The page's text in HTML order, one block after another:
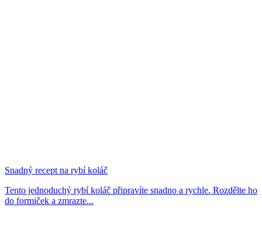
Snadný recept na rybí koláč
Tento jednoduchý rybí koláč připravíte snadno a rychle. Rozdělte ho
do formiček a zmrazte...